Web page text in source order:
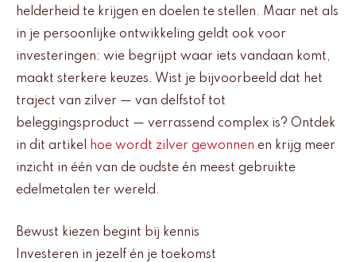
helderheid te krijgen en doelen te stellen. Maar net als
in je persoonlijke ontwikkeling geldt ook voor
investeringen: wie begrijpt waar iets vandaan komt,
maakt sterkere keuzes. Wist je bijvoorbeeld dat het
traject van zilver — van delfstof tot
beleggingsproduct — verrassend complex is? Ontdek
in dit artikel hoe wordt zilver gewonnen en krijg meer
inzicht in één van de oudste én meest gebruikte
edelmetalen ter wereld.
Bewust kiezen begint bij kennis
Investeren in jezelf én je toekomst